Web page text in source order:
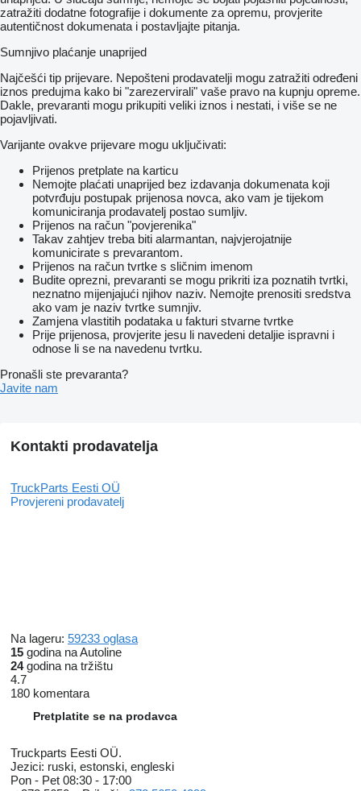
zatražiti dodatne fotografije i dokumente za opremu, provjerite
autentičnost dokumenata i postavljajte pitanja.
Sumnjivo plaćanje unaprijed
Najčešći tip prijevare. Nepošteni prodavatelji mogu zatražiti određeni
iznos predujma kako bi "zarezervirali" vaše pravo na kupnju opreme.
Dakle, prevaranti mogu prikupiti veliki iznos i nestati, i više se ne
pojavljivati.
Varijante ovakve prijevare mogu uključivati:
Prijenos pretplate na karticu
Nemojte plaćati unaprijed bez izdavanja dokumenata koji
potvrđuju postupak prijenosa novca, ako vam je tijekom
komuniciranja prodavatelj postao sumljiv.
Prijenos na račun "povjerenika"
Takav zahtjev treba biti alarmantan, najvjerojatnije
komunicirate s prevarantom.
Prijenos na račun tvrtke s sličnim imenom
Budite oprezni, prevaranti se mogu prikriti iza poznatih tvrtki,
neznatno mijenjajući njihov naziv. Nemojte prenositi sredstva
ako vam je naziv tvrtke sumnjiv.
Zamjena vlastitih podataka u fakturi stvarne tvrtke
Prije prijenosa, provjerite jesu li navedeni detaljie ispravni i
odnose li se na navedenu tvrtku.
Pronašli ste prevaranta?
Javite nam
Kontakti prodavatelja
TruckParts Eesti OÜ
Provjereni prodavatelj
Na lageru: 59233 oglasa
15 godina na Autoline
24godina na tržištu
4.7
180 komentara
Pretplatite se na prodavca
Truckparts Eesti OÜ.
Jezici: ruski, estonski, engleski
Pon - Pet 08:30 - 17:00